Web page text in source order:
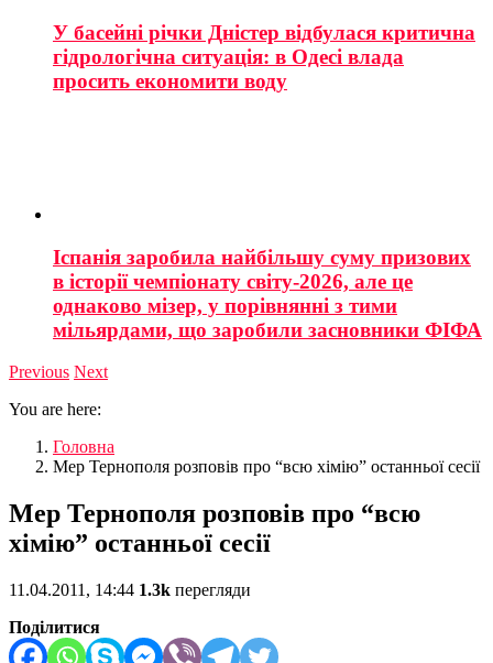
У басейні річки Дністер відбулася критична
гідрологічна ситуація: в Одесі влада
просить економити воду
Іспанія заробила найбільшу суму призових
в історії чемпіонату світу-2026, але це
однаково мізер, у порівнянні з тими
мільярдами, що заробили засновники ФІФА
Previous Next
You are here:
Головна
Мер Тернополя розповів про “всю хімію” останньої сесії
Мер Тернополя розповів про “всю
хімію” останньої сесії
11.04.2011, 14:44 1.3k перегляди
Поділитися